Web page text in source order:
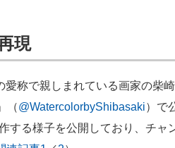
現
称で親しまれている画家の柴崎
（@WatercolorbyShibasaki）で
する様子を公開しており、チャ